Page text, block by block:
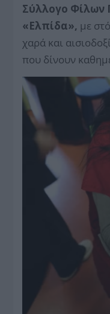
Σύλλογο Φίλων
«Ελπίδα», με
χαρά και
που δίνουν